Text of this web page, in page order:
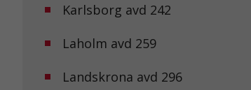
Karlsborg avd 242
Laholm avd 259
Landskrona avd 296